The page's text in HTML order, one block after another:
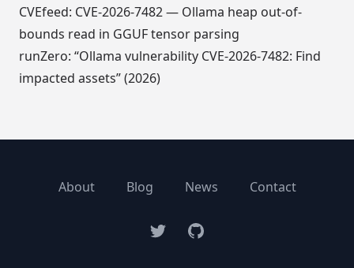
CVEfeed: CVE-2026-7482 — Ollama heap out-of-
bounds read in GGUF tensor parsing
runZero: “Ollama vulnerability CVE-2026-7482: Find
impacted assets” (2026)
About Blog News Contact
TwitterGitHub